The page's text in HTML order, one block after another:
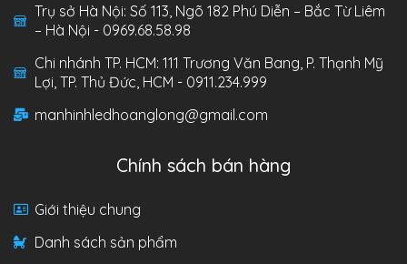
Trụ sở Hà Nội: Số 113, Ngõ 182 Phú Diễn – Bắc Từ Liêm
– Hà Nội - 0969.68.58.98
Chi nhánh TP. HCM: 111 Trương Văn Bang, P. Thạnh Mỹ
Lợi, TP. Thủ Đức, HCM - 0911.234.999
manhinhledhoanglong@gmail.com
Chính sách bán hàng
Giới thiệu chung
Danh sách sản phẩm